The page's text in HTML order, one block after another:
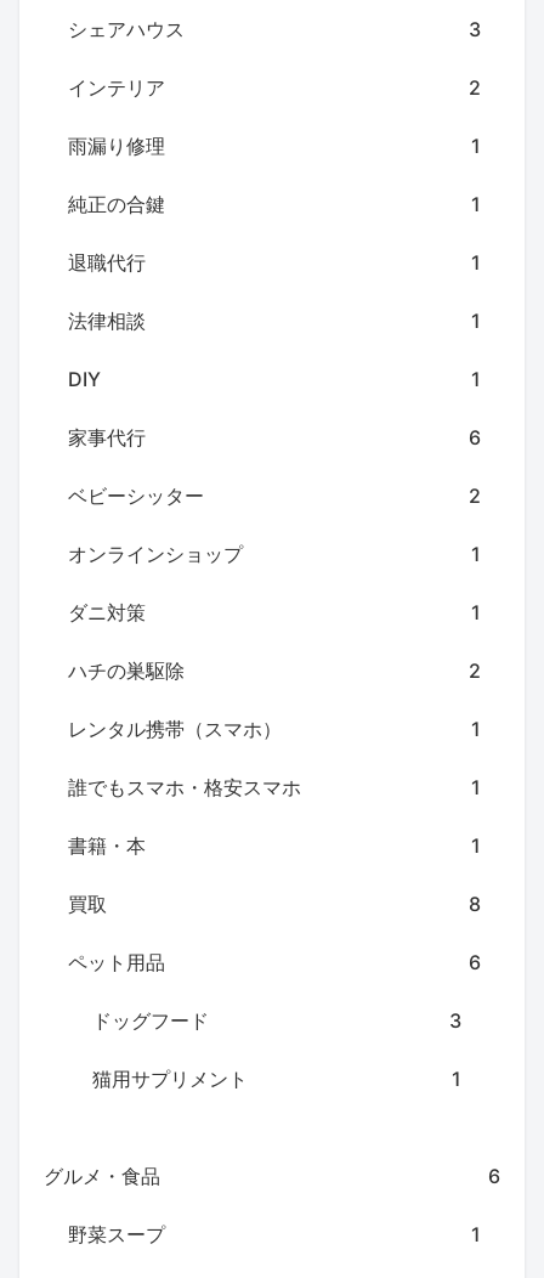
シェアハウス 3
インテリア 2
雨漏り修理 1
純正の合鍵 1
退職代行 1
法律相談 1
DIY 1
家事代行 6
ベビーシッター 2
オンラインショップ 1
ダニ対策 1
ハチの巣駆除 2
レンタル携帯（スマホ） 1
誰でもスマホ・格安スマホ 1
書籍・本 1
買取 8
ペット用品 6
ドッグフード 3
猫用サプリメント 1
グルメ・食品 6
野菜スープ 1